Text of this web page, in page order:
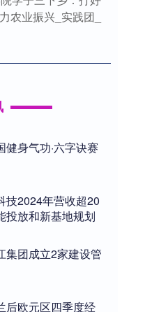
农业振兴_实践团_
身气功·六字诀赛
技2024年营收超20
投放和新基地规划
集团成立2家建设管
后欧元区四季度经